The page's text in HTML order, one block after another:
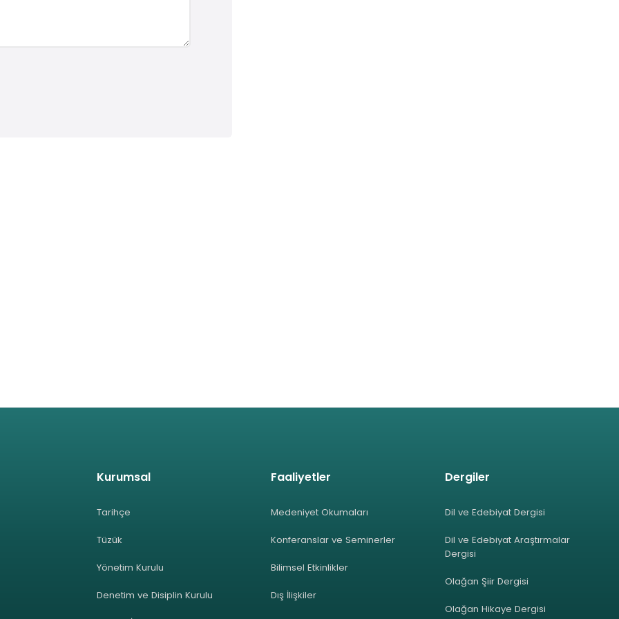
Kurumsal
Tarihçe
Tüzük
Yönetim Kurulu
Denetim ve Disiplin Kurulu
Faaliyetler
Medeniyet Okumaları
Konferanslar ve Seminerler
Bilimsel Etkinlikler
Dış İlişkiler
Dergiler
Dil ve Edebiyat Dergisi
Dil ve Edebiyat Araştırmalar
Dergisi
Olağan Şiir Dergisi
Olağan Hikaye Dergisi